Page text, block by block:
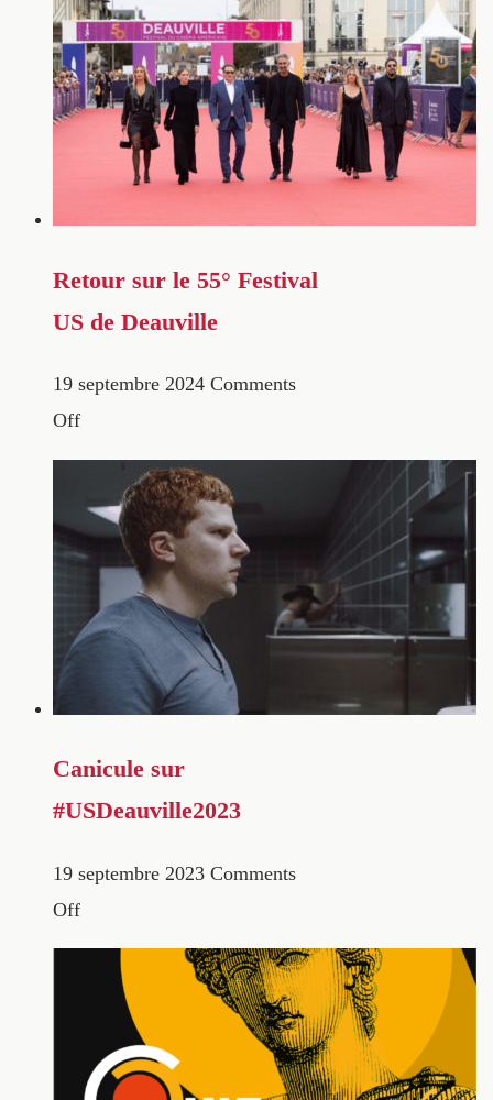
Retour sur le 55° Festival
US de Deauville
19 septembre 2024 Comments
Off
Canicule sur
#USDeauville2023
19 septembre 2023 Comments
Off